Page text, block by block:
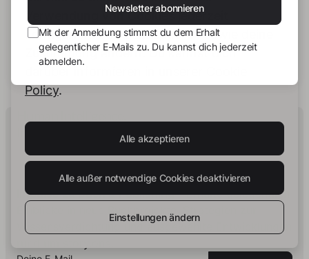
learning love C S
mirror mirror on the
Verwendung von Cookies jederzeit
konfigurieren und akzeptieren sowie deine
Zustimmung ändern. Du kannst dich
Policy.
Alle akzeptieren
Alle außer notwendige Cookies deaktivieren
Einstellungen ändern
In Print.
Impulse zu Buch & Publishing- Erhalte gelegentlich
Einblicke in neue Buchprojekte, Strategien zur
Wissensverdichtung und ausgewählte Entwicklungen
Newsletter abonnieren
Mit der Anmeldung stimmst du dem Erhalt
gelegentlicher E-Mails zu. Du kannst dich jederzeit
abmelden.